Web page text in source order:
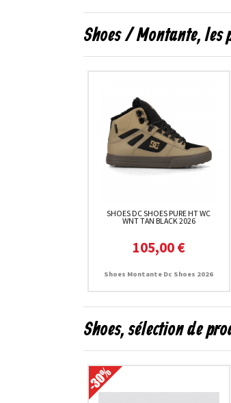
Shoes / Montante, les
SHOES DC SHOES PURE HT WC
WNT TAN BLACK 2026
105,00 €
Shoes Montante Dc Shoes 2026
Shoes, sélection de